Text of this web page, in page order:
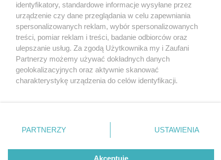
3 / 0
Nie zapomnij
zapoznać się z:
polityką prywatności regulamin korzystania z portali
Twojemiasto
Piekary Śląskie
Chorzów
Tarnowskie Góry
Gliwice
Skontakuj sięz nami
Kontakt
Wydawca
Redakcja
identyfikatory, standardowe informacje wysyłane przez
urządzenie czy dane przeglądania w celu zapewniania
spersonalizowanych reklam, wybór spersonalizowanych
treści, pomiar reklam i treści, badanie odbiorców oraz
ulepszanie usług. Za zgodą Użytkownika my i Zaufani
Partnerzy możemy używać dokładnych danych
geolokalizacyjnych oraz aktywnie skanować
charakterystykę urządzenia do celów identyfikacji.
zmienić/wycofać klikając przycisk ustawień prywatności
znajdujący się w lewym dolnym rogu strony
rodzaje przetwarzania danych nie wymagają zgody
użytkownika, ale masz prawo sprzeciwić się takiemu
PARTNERZY USTAWIENIA
Akceptuję